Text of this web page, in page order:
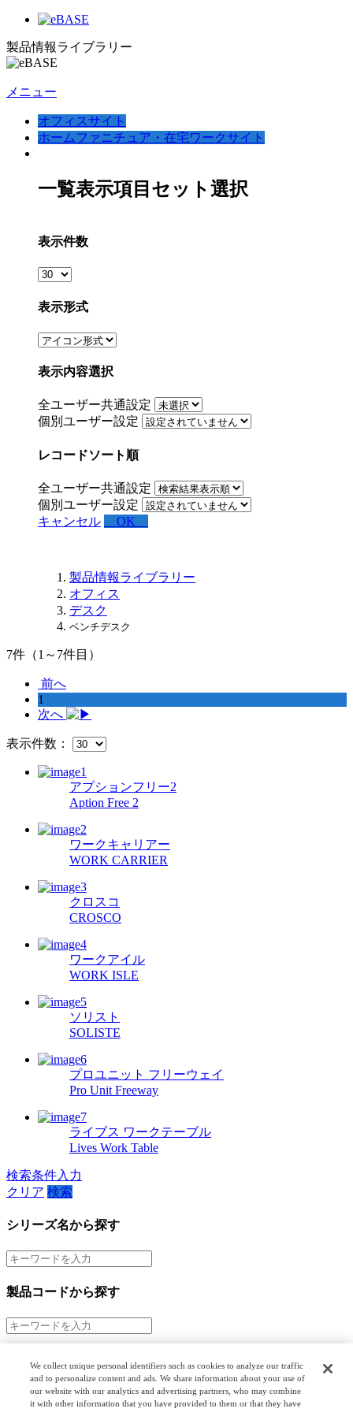
製品情報ライブラリー
メニュー
オフィスサイト
ホームファニチュア・在宅ワークサイト
一覧表示項目セット選択
表示件数
表示形式
表示内容選択
全ユーザー共通設定
個別ユーザー設定
レコードソート順
全ユーザー共通設定
個別ユーザー設定
キャンセル
OK
製品情報ライブラリー
オフィス
デスク
ベンチデスク
7件（1～7件目）
前へ
1
次へ
表示件数：
アプションフリー2
Aption Free 2
ワークキャリアー
WORK CARRIER
クロスコ
CROSCO
ワークアイル
WORK ISLE
ソリスト
SOLISTE
プロユニット フリーウェイ
Pro Unit Freeway
ライブス ワークテーブル
Lives Work Table
検索条件入力
クリア 検索
シリーズ名から探す
製品コードから探す
階層検索
We collect unique personal identifiers such as cookies to analyze our traffic
and to personalize content and ads. We share information about your use of
our website with our analytics and advertising partners, who may combine
it with other information that you have provided to them or that they have